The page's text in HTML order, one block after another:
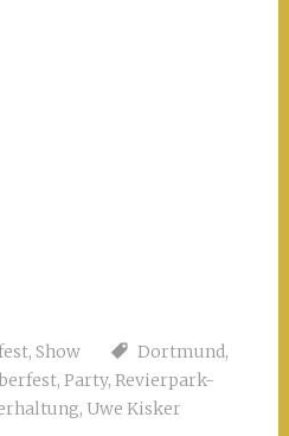
, Show Dortmund,
, Party, Revierpark-
, Uwe Kisker